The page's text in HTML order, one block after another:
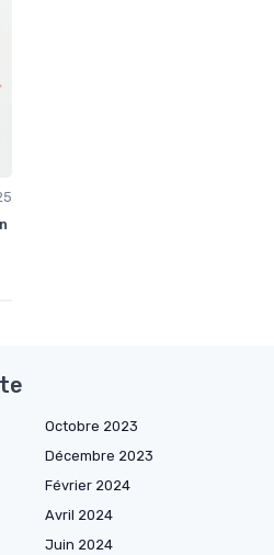
Octobre 2023
Décembre 2023
Février 2024
Avril 2024
Juin 2024